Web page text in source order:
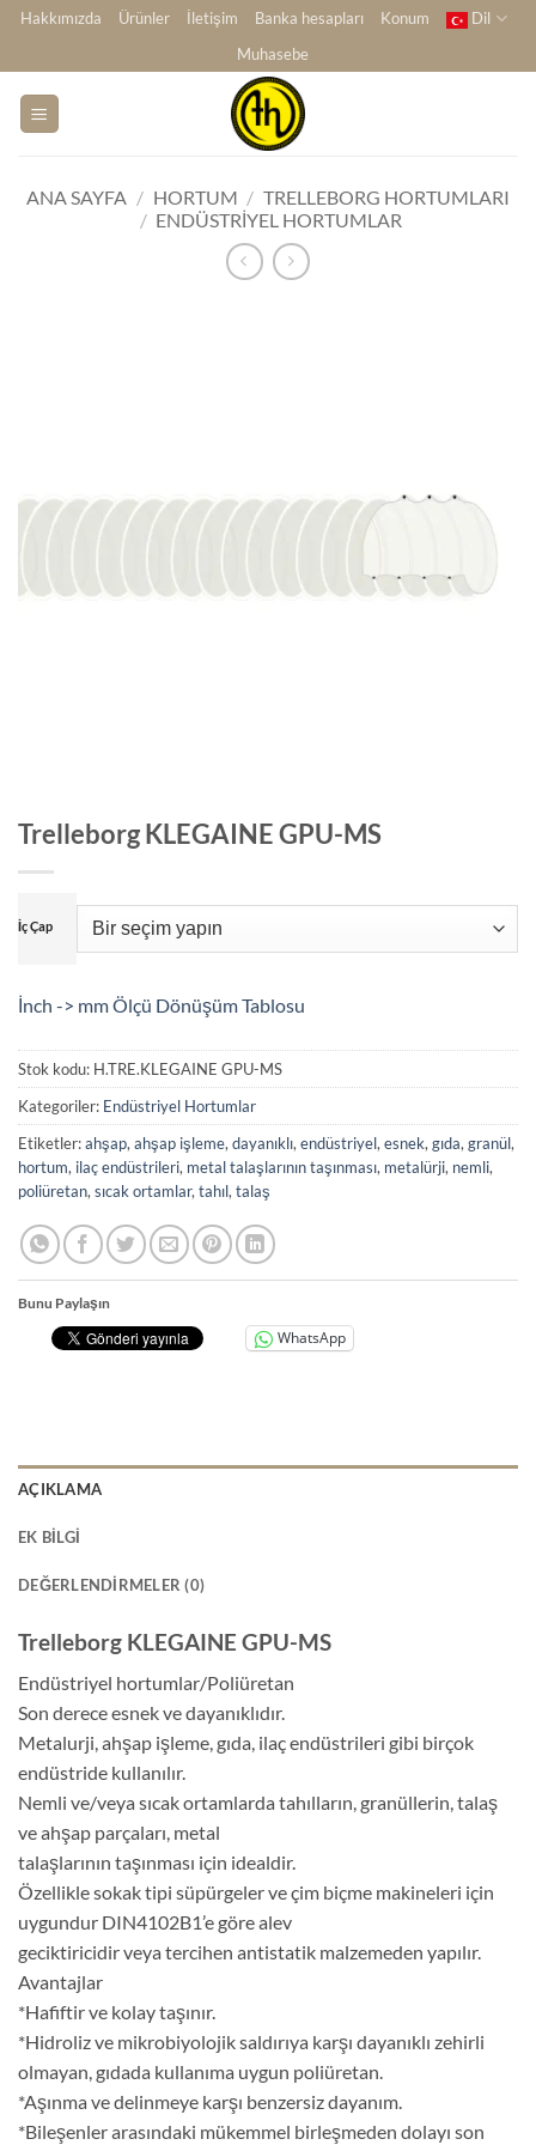
İçeriğe
Hakkımızda Ürünler İletişim Banka hesapları Konum
Dil
Muhasebe
ANA SAYFA / HORTUM / TRELLEBORG HORTUMLARI
/ ENDÜSTRIYEL HORTUMLAR
Trelleborg KLEGAINE GPU-MS
İç Çap
İnch -> mm Ölçü Dönüşüm Tablosu
Stok kodu: H.TRE.KLEGAINE GPU-MS
Kategoriler: Endüstriyel Hortumlar
Etiketler:ahşap, ahşap işleme, dayanıklı, endüstriyel, esnek, gıda, granül,
hortum, ilaç endüstrileri, metal talaşlarının taşınması, metalürji, nemli,
poliüretan, sıcak ortamlar, tahıl, talaş
Bunu Paylaşın
WhatsApp
AÇIKLAMA
EK BILGI
DEĞERLENDIRMELER (0)
Trelleborg KLEGAINE GPU-MS
Endüstriyel hortumlar/Poliüretan
Son derece esnek ve dayanıklıdır.
Metalurji, ahşap işleme, gıda, ilaç endüstrileri gibi birçok
endüstride kullanılır.
Nemli ve/veya sıcak ortamlarda tahılların, granüllerin, talaş
ve ahşap parçaları, metal
talaşlarının taşınması için idealdir.
Özellikle sokak tipi süpürgeler ve çim biçme makineleri için
uygundur DIN4102B1’e göre alev
geciktiricidir veya tercihen antistatik malzemeden yapılır.
Avantajlar
*Hafiftir ve kolay taşınır.
*Hidroliz ve mikrobiyolojik saldırıya karşı dayanıklı zehirli
olmayan, gıdada kullanıma uygun poliüretan.
*Aşınma ve delinmeye karşı benzersiz dayanım.
*Bileşenler arasındaki mükemmel birleşmeden dolayı son